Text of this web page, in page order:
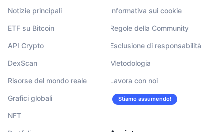
Notizie principali
ETF su Bitcoin
API Crypto
DexScan
Risorse del mondo reale
Grafici globali
NFT
Informativa sui cookie
Regole della Community
Esclusione di responsabilità
Metodologia
Lavora con noi
Stiamo assumendo!